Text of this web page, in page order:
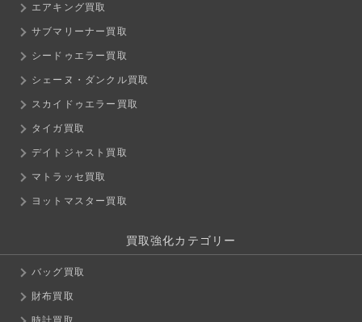
エアキング買取
サブマリーナー買取
シードゥエラー買取
シェーヌ・ダンクル買取
スカイドゥエラー買取
タイガ買取
デイトジャスト買取
マトラッセ買取
ヨットマスター買取
買取強化カテゴリー
バッグ買取
財布買取